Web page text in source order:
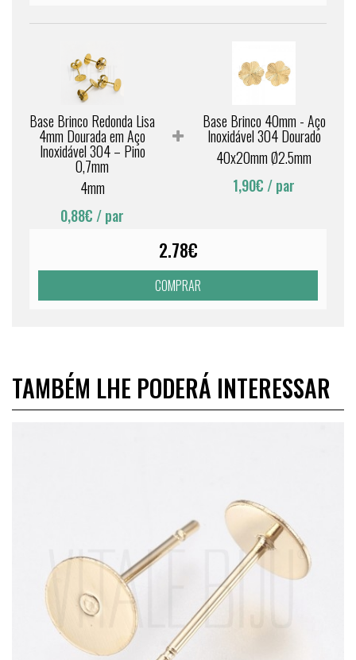
Base Brinco Redonda Lisa
4mm Dourada em Aço
Inoxidável 304 – Pino
0,7mm
4mm
0,88€ / par
Base Brinco 40mm - Aço
Inoxidável 304 Dourado
40x20mm Ø2.5mm
1,90€ / par
2.78€
COMPRAR
TAMBÉM LHE PODERÁ INTERESSAR